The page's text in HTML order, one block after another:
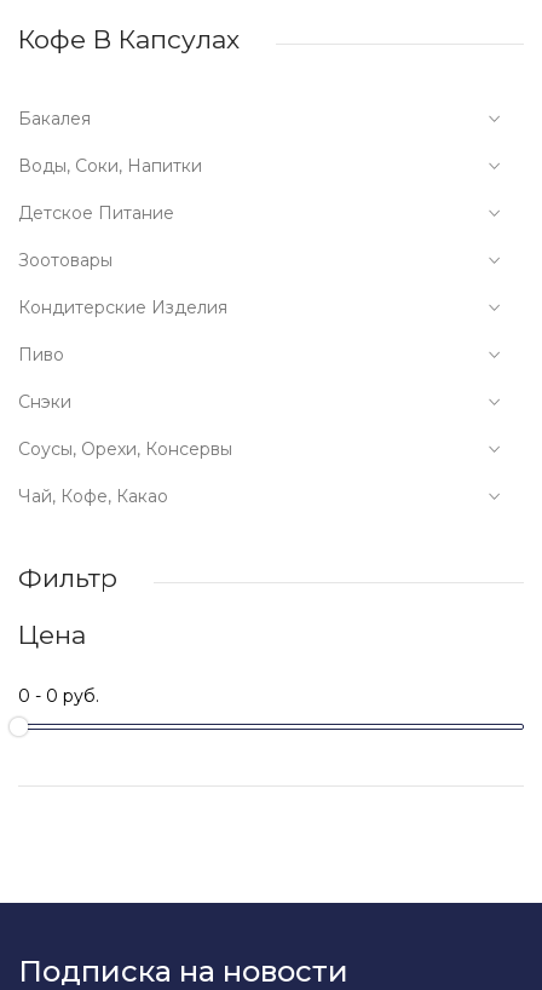
Кофе В Капсулах
Бакалея
Воды, Соки, Напитки
Детское Питание
Зоотовары
Кондитерские Изделия
Пиво
Снэки
Соусы, Орехи, Консервы
Чай, Кофе, Какао
Фильтр
Цена
Подписка на новости